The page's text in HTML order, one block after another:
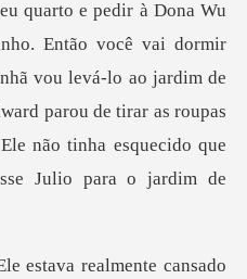
vou levá-lo ao jardim de
parou de tirar as roupas